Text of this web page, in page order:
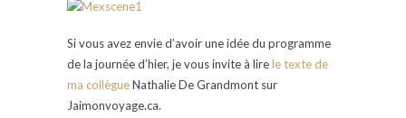
Si vous avez envie d’avoir une idée du programme
de la journée d’hier, je vous invite à lirele texte de
ma collègueNathalie De Grandmont sur
Jaimonvoyage.ca.